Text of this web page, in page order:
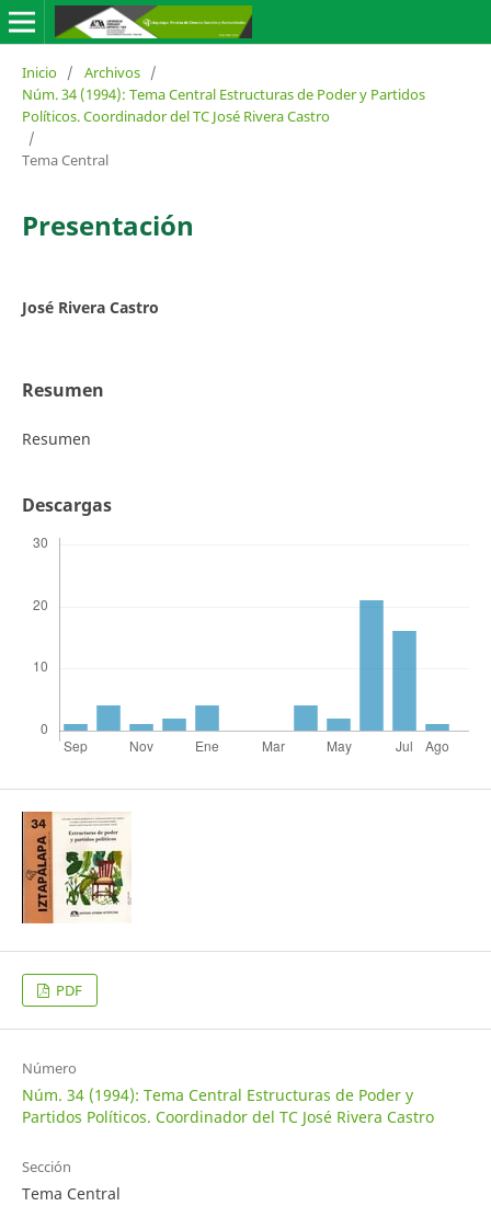
Inicio / Archivos /
Núm. 34 (1994): Tema Central Estructuras de Poder y Partidos
Políticos. Coordinador del TC José Rivera Castro
/
Tema Central
Presentación
José Rivera Castro
Resumen
Resumen
Descargas
PDF
Número
Núm. 34 (1994): Tema Central Estructuras de Poder y
Partidos Políticos. Coordinador del TC José Rivera Castro
Sección
Tema Central